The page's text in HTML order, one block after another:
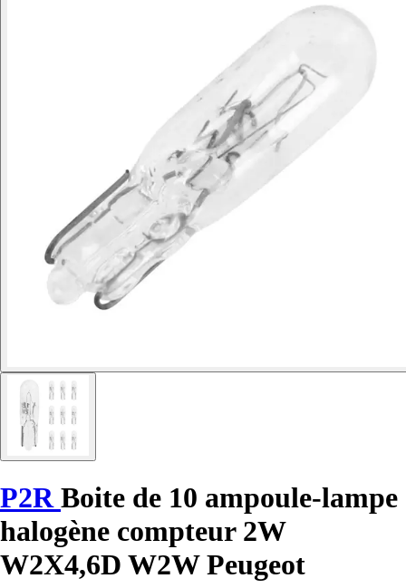
P2R Boite de 10 ampoule-lampe
halogène compteur 2W
W2X4,6D W2W Peugeot